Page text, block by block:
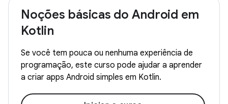
Noções básicas do Android em
Kotlin
Se você tem pouca ou nenhuma experiência de
programação, este curso pode ajudar a aprender
a criar apps Android simples em Kotlin.